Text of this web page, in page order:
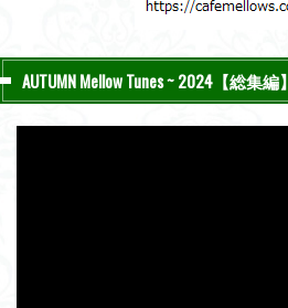
AUTUMN Mellow Tunes ~ 2024【総集編】